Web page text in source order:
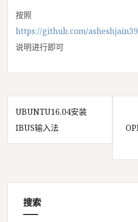
按照
https://github.com/
说明进行即可
文
导
UBUNTU16.04安装
IBUS输入法
搜索